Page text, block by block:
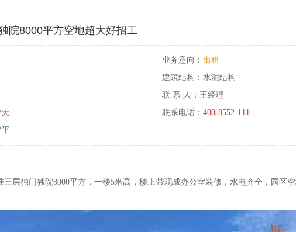
院8000平方空地超大好招工
业务意向： 出租
建筑结构：水泥结构
联 系 人：王经理
联系电话： 400-8552-111
平
层独门独院8000平方，一楼5米高，楼上带现成办公室装修，水电齐全，园区